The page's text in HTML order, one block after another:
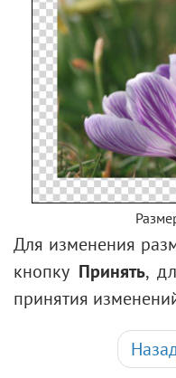
Для изменения
кнопку Принять,
принятия